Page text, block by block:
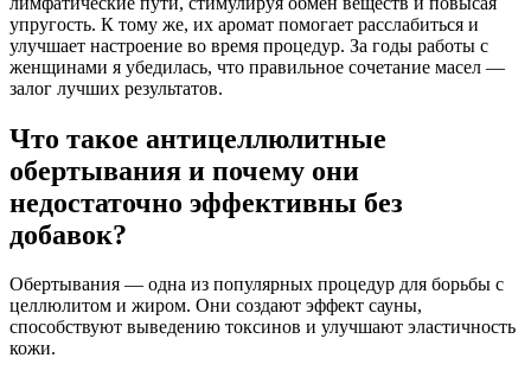
упругость. К тому же, их аромат помогает расслабиться и
улучшает настроение во время процедур. За годы работы с
женщинами я убедилась, что правильное сочетание масел —
залог лучших результатов.
Что такое антицеллюлитные
обертывания и почему они
недостаточно эффективны без
добавок?
Обертывания — одна из популярных процедур для борьбы с
целлюлитом и жиром. Они создают эффект сауны,
способствуют выведению токсинов и улучшают эластичность
кожи.